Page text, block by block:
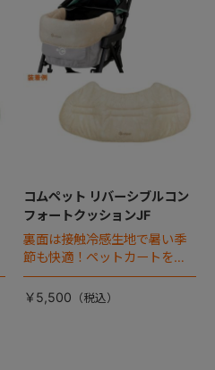
コムペット リバーシブルコン
フォートクッションJF
裏面は接触冷感生地で暑い季
節も快適！ペットカートをお
しゃれに・かわいく・かっこ
よく！
￥5,500